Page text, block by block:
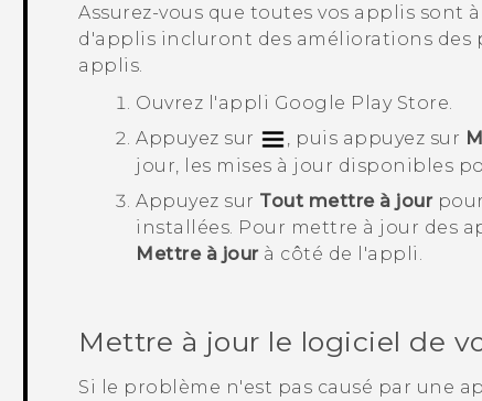
Assurez-vous que toutes vos applis sont
d'applis incluront des améliorations des
applis.
Ouvrez l'appli Google Play Store.
Appuyez sur
, puis appuyez sur
jour, les mises à jour disponibles
Appuyez sur Tout mettre à jour
installées. Pour mettre à jour des
Mettre à jourà côté de l'appli.
Mettre à jour le logiciel de
Si le problème n'est pas causé par une